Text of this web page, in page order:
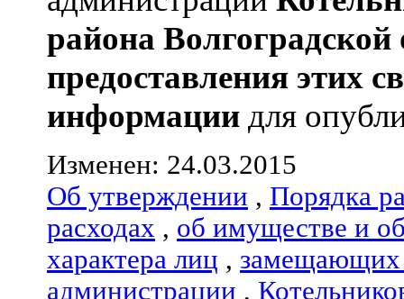
района Волгоградской
предоставления этих
информации для
Изменен: 24.03.2015
Об утверждении , Порядка
расходах , об имуществе и
характера лиц , замещающих
администрации ,